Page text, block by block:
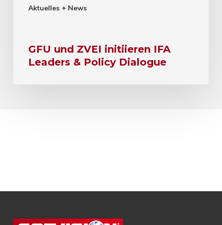
Aktuelles + News
GFU und ZVEI initiieren IFA
Leaders & Policy Dialogue